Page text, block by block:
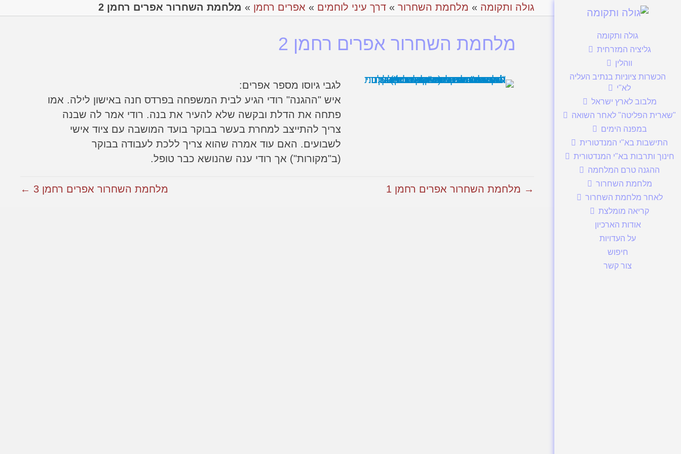
גולה ותקומה
גליציה המזרחית
ווהלין
הכשרות ציוניות בנתיב העליה
לא"י
מלבוב לארץ ישראל
"שארית הפליטה" לאחר השואה
במפנה הימים
התישבות בא"י המנדטורית
חינוך ותרבות בא"י המנדטורית
ההגנה טרם המלחמה
מלחמת השחרור
לאחר מלחמת השחרור
קריאה מומלצת
אודות הארכיון
על העדויות
חיפוש
צור קשר
גולה ותקומה » מלחמת השחרור » דרך עיני לוחמים » אפרים רחמן » מלחמת השחרור אפרים רחמן 2
מלחמת השחרור אפרים רחמן 2
לגבי גיוסו מספר אפרים:
איש "ההגנה" רודי הגיע לבית המשפחה בפרדס חנה באישון לילה. אמו
פתחה את הדלת ובקשה שלא להעיר את בנה. רודי אמר לה שבנה
צריך להתייצב למחרת בעשר בבוקר בועד המושבה עם ציוד אישי
לשבועים. האם עוד אמרה שהוא צריך ללכת לעבודה בבוקר
(ב"מקורות") אך רודי ענה שהנושא כבר טופל.
→ מלחמת השחרור אפרים רחמן 1 מלחמת השחרור אפרים רחמן 3 ←